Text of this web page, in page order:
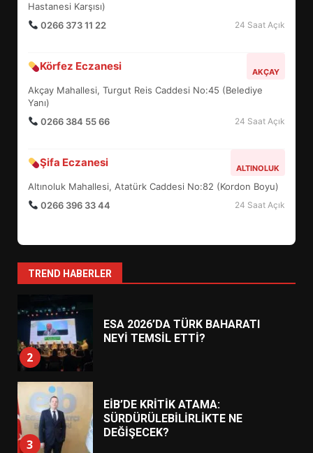
Hastanesi Karşısı)
0266 373 11 22
24 Saat Açık
Körfez Eczanesi AKÇAY
Akçay Mahallesi, Turgut Reis Caddesi No:45 (Belediye
Yanı)
0266 384 55 66
24 Saat Açık
Şifa Eczanesi ALTINOLUK
Altınoluk Mahallesi, Atatürk Caddesi No:82 (Kordon Boyu)
0266 396 33 44
24 Saat Açık
TREND HABERLER
5
6
TURNUVASI KAYITLARI NEYİ
7
YENİ YÖNETİM NASIL
ŞEKİLLENDİ?
1
HAREKETE GEÇİYOR: GÖZLER
2
ESA 2026’DA TÜRK BAHARATI
NEYİ TEMSİL ETTİ?
3
EİB’DE KRİTİK ATAMA:
SÜRDÜRÜLEBİLİRLİKTE NE
DEĞİŞECEK?